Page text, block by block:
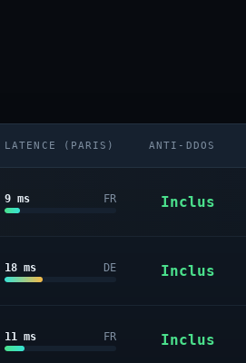
LATENCE (PARIS) ANTI-DDOS
9 ms FR Inclus
18 ms DE Inclus
11 ms FR Inclus